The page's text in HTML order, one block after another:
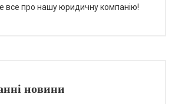
все про нашу юридичну компанію!
новини